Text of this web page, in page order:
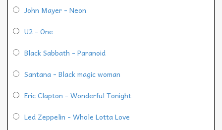
John Mayer - Neon
U2 - One
Black Sabbath - Paranoid
Santana - Black magic woman
Eric Clapton - Wonderful Tonight
Led Zeppelin - Whole Lotta Love